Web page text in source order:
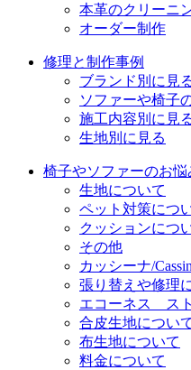
本革のクリーニ
オーダー制作
修理と制作事例
ブランド別に見
ソファーや椅子
施工内容別に見
生地別に見る
椅子やソファーのお悩
生地について
ペット対策につ
クッションにつ
その他
カッシーナ/
張り替えや修理
エコーネス ス
合皮生地につい
布生地について
料金について